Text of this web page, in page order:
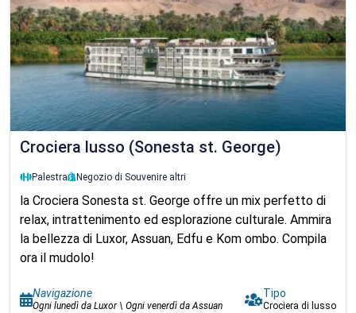
Crociera lusso (Sonesta st. George)
Palestra Negozio di Souvenire altri
la Crociera Sonesta st. George offre un mix perfetto di
relax, intrattenimento ed esplorazione culturale. Ammira
la bellezza di Luxor, Assuan, Edfu e Kom ombo. Compila
ora il mudolo!
Navigazione
Ogni lunedì da Luxor \ Ogni venerdì da Assuan
Tipo
Crociera di lusso